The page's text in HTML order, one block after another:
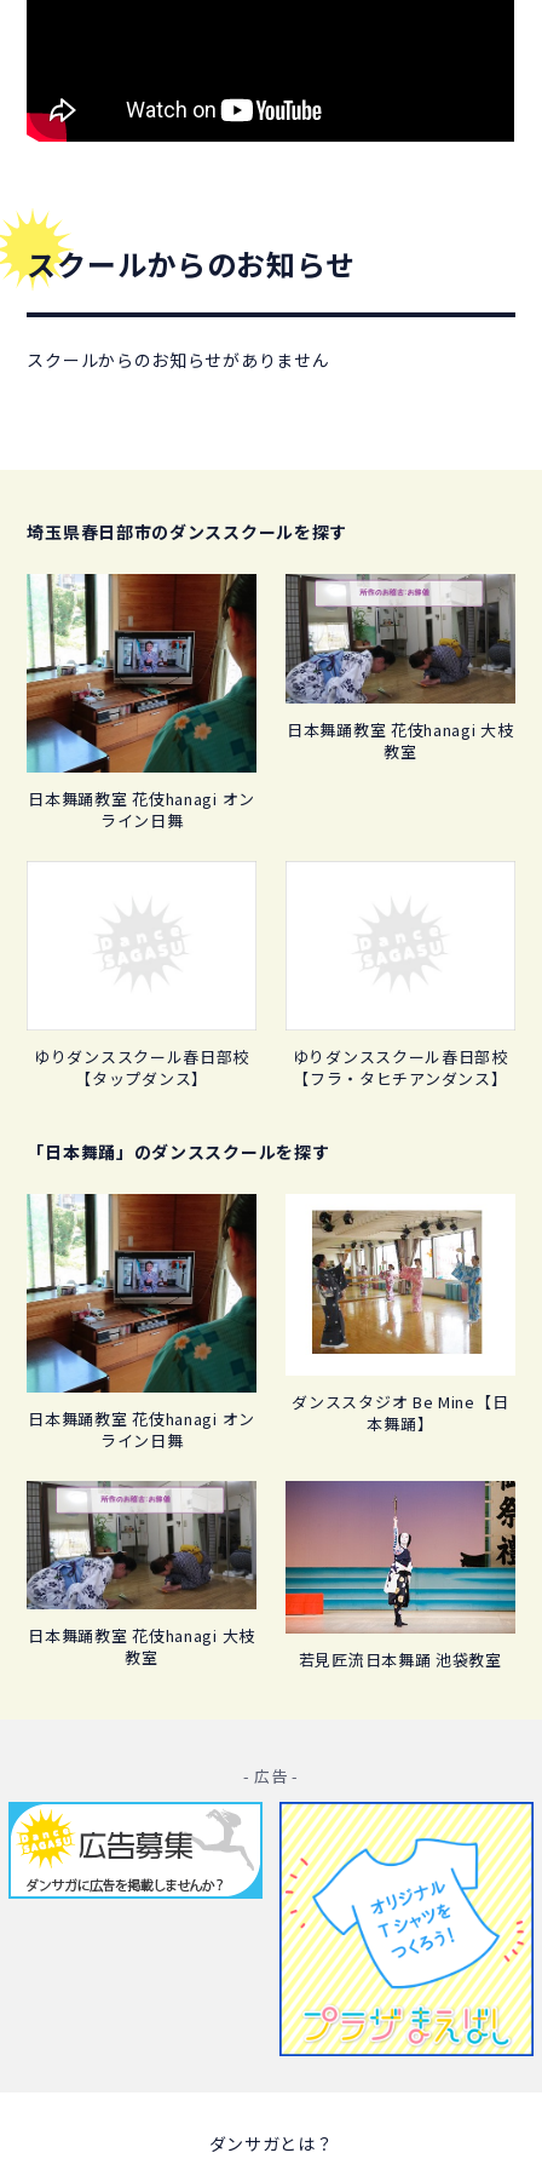
- 広告 -
スクールからのお知らせ
スクールからのお知らせがありません
埼玉県春日部市のダンススクールを探す
日本舞踊教室 花伎hanagi オン
ライン日舞
日本舞踊教室 花伎hanagi 大枝
教室
ゆりダンススクール春日部校
【タップダンス】
ゆりダンススクール春日部校
【フラ・タヒチアンダンス】
「日本舞踊」のダンススクールを探す
日本舞踊教室 花伎hanagi オン
ライン日舞
ダンススタジオ Be Mine【日
本舞踊】
日本舞踊教室 花伎hanagi 大枝
教室
若見匠流日本舞踊 池袋教室
ダンサガとは？